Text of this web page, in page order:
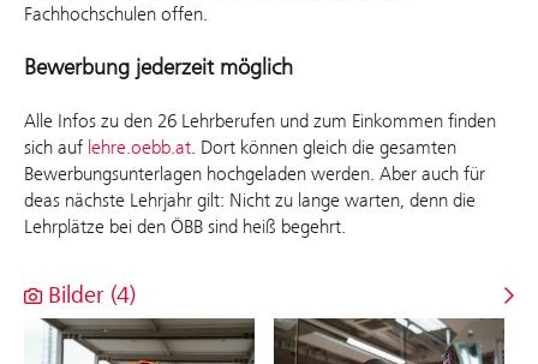
Fachhochschulen offen.
Bewerbung jederzeit möglich
Alle Infos zu den 26 Lehrberufen und zum Einkommen finden
sich auf lehre.oebb.at. Dort können gleich die gesamten
Bewerbungsunterlagen hochgeladen werden. Aber auch für
deas nächste Lehrjahr gilt: Nicht zu lange warten, denn die
Lehrplätze bei den ÖBB sind heiß begehrt.
Bilder (4)